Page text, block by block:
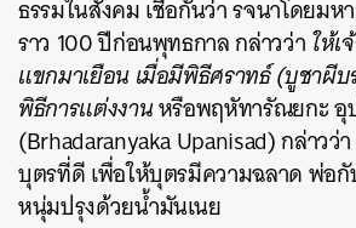
ธรรมในสังคม เชื่อกันว่า รจนาโดยม
ราว 100 ปีก่อนพุทธกาล กล่าวว่าให้เ
แขกมาเยือน เมื่อมีพิธีศราทธ์ (บูชาผี
พิธีการแต่งงานหรือพฤหัทารัณยกะ
(Brhadaranyaka Upanisad) กล่าวว่
บุตรที่ดี เพื่อให้บุตรมีความฉลาด พ่อ
หนุ่มปรุงด้วยน้ำมันเนย